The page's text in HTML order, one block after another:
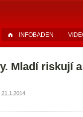
INFOBADEN
Mladí riskují
21.1.2014